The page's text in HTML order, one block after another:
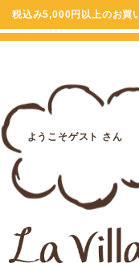
税込み5,000円以上のお買
ようこそゲスト さん